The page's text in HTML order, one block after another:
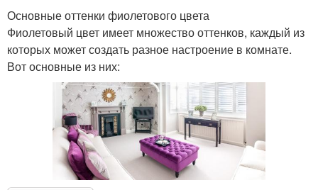
Основные оттенки фиолетового цвета
Фиолетовый цвет имеет множество оттенков, каждый из
которых может создать разное настроение в комнате.
Вот основные из них: